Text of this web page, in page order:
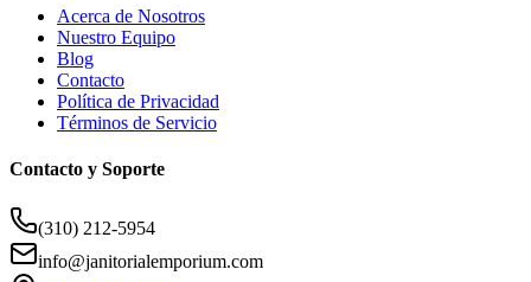
Acerca de Nosotros
Nuestro Equipo
Blog
Contacto
Política de Privacidad
Términos de Servicio
Contacto y Soporte
(310) 212-5954
info@janitorialemporium.com